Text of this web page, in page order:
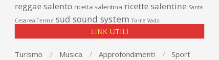
reggae salento ricetta salentina ricette salentine Santa
Cesarea Terme sud sound system Torre Vado
LINK UTILI
Turismo Musica Approfondimenti
Sport